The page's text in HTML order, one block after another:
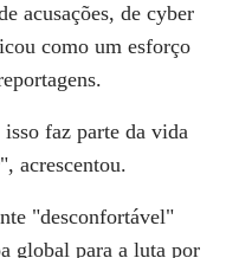
acusações, de cyber
como um esforço
faz parte da vida
acrescentou.
"desconfortável"
global para a luta por